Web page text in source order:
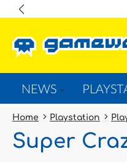
NEWS
Home Playstation
Super